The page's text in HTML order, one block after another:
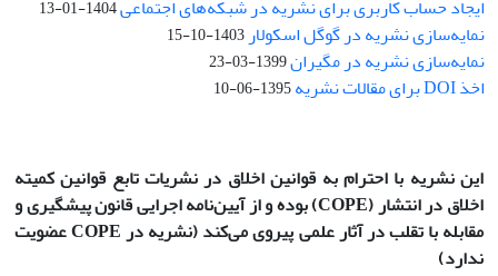
ایجاد حساب کاربری برای نشریه در شبکه‌های اجتماعی1404-01-13
نمایه‌سازی نشریه در گوگل اسکولار 1403-10-15
نمایه‌سازی نشریه در مگیران1399-03-23
اخذ DOI برای مقالات نشریه 1395-06-10
این نشریه با احترام به قوانین اخلاق در نشریات تابع قوانین کمیته
اخلاق در انتشار(COPE)بوده و از آیین‌نامه اجرایی قانون پیشگیری و
مقابله با تقلب در آثار علمی پیروی می‌کند (نشریه در COPE عضویت
ندارد)